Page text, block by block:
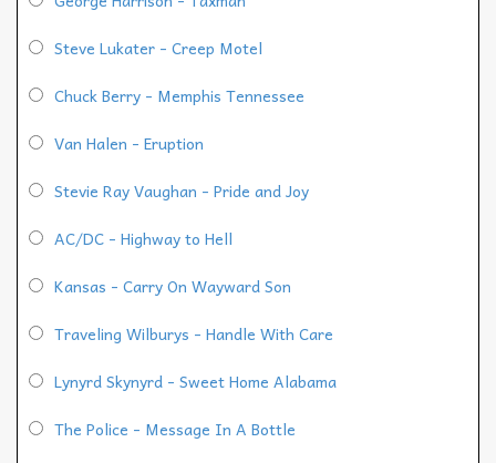
Steve Lukater - Creep Motel
Chuck Berry - Memphis Tennessee
Van Halen - Eruption
Stevie Ray Vaughan - Pride and Joy
AC/DC - Highway to Hell
Kansas - Carry On Wayward Son
Traveling Wilburys - Handle With Care
Lynyrd Skynyrd - Sweet Home Alabama
The Police - Message In A Bottle